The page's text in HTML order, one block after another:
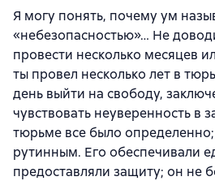
Я могу понять, почему ум
«небезопасностью»… Не
провести несколько месяцев
ты провел несколько лет в
день выйти на свободу,
чувствовать неуверенность в
тюрьме все было
рутинным. Его обеспечивали
предоставляли защиту; он не